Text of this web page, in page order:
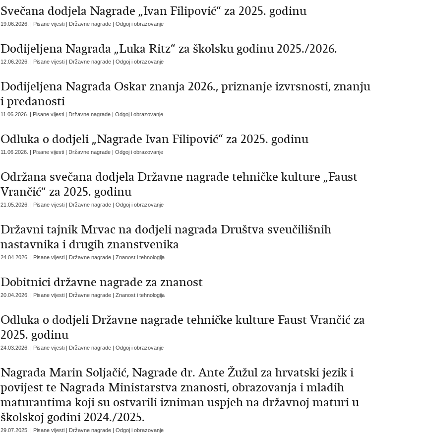
Svečana dodjela Nagrade „Ivan Filipović“ za 2025. godinu
19.06.2026. | Pisane vijesti | Državne nagrade | Odgoj i obrazovanje
Dodijeljena Nagrada „Luka Ritz“ za školsku godinu 2025./2026.
12.06.2026. | Pisane vijesti | Državne nagrade | Odgoj i obrazovanje
Dodijeljena Nagrada Oskar znanja 2026., priznanje izvrsnosti, znanju
i predanosti
11.06.2026. | Pisane vijesti | Državne nagrade | Odgoj i obrazovanje
Odluka o dodjeli „Nagrade Ivan Filipović“ za 2025. godinu
11.06.2026. | Pisane vijesti | Državne nagrade | Odgoj i obrazovanje
Održana svečana dodjela Državne nagrade tehničke kulture „Faust
Vrančić“ za 2025. godinu
21.05.2026. | Pisane vijesti | Državne nagrade | Odgoj i obrazovanje
Državni tajnik Mrvac na dodjeli nagrada Društva sveučilišnih
nastavnika i drugih znanstvenika
24.04.2026. | Pisane vijesti | Državne nagrade | Znanost i tehnologija
Dobitnici državne nagrade za znanost
20.04.2026. | Pisane vijesti | Državne nagrade | Znanost i tehnologija
Odluka o dodjeli Državne nagrade tehničke kulture Faust Vrančić za
2025. godinu
24.03.2026. | Pisane vijesti | Državne nagrade | Odgoj i obrazovanje
Nagrada Marin Soljačić, Nagrade dr. Ante Žužul za hrvatski jezik i
povijest te Nagrada Ministarstva znanosti, obrazovanja i mladih
maturantima koji su ostvarili izniman uspjeh na državnoj maturi u
školskoj godini 2024./2025.
29.07.2025. | Pisane vijesti | Državne nagrade | Odgoj i obrazovanje